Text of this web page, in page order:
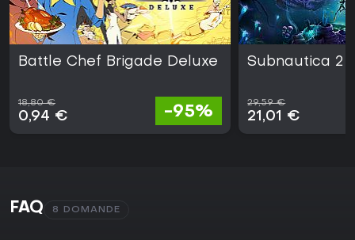
Battle Chef Brigade Deluxe
18,80 €
0,94 € -95%
Subnautica 2
29,59 €
21,01 €
FAQ 8 DOMANDE